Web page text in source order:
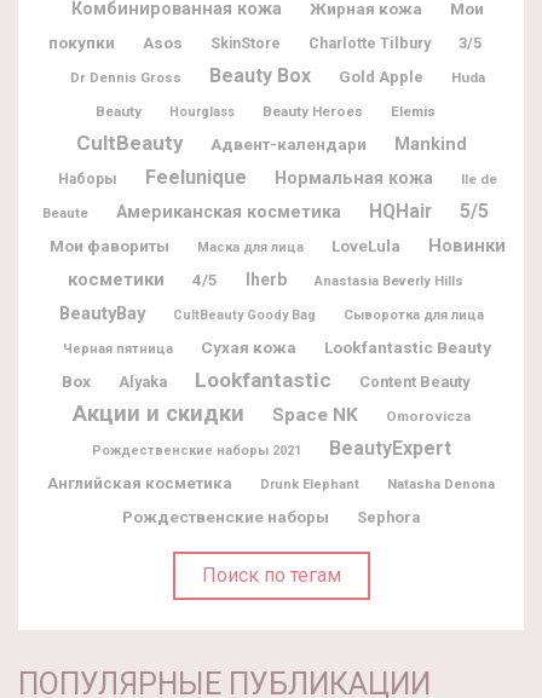
Комбинированная кожа Жирная кожа
Мои
покупки
Asos SkinStore Charlotte Tilbury 3/5
Dr Dennis Gross Beauty Box Gold Apple
Huda
Beauty
Hourglass Beauty Heroes Elemis
CultBeauty Адвент-календари Mankind
Наборы Feelunique Нормальная кожа
Ile de
Beaute
Американская косметика HQHair 5/5
Мои фавориты Маска для лица LoveLula
Новинки
косметики
4/5 Iherb Anastasia Beverly Hills
BeautyBay CultBeauty Goody Bag Сыворотка для лица
Черная пятница Сухая кожа
Lookfantastic Beauty
Box
Alyaka Lookfantastic Content Beauty
Акции и скидки Space NK Omorovicza
Рождественские наборы 2021 BeautyExpert
Английская косметика Drunk Elephant Natasha Denona
Рождественские наборы Sephora
Поиск по тегам
ПОПУЛЯРНЫЕ ПУБЛИКАЦИИ